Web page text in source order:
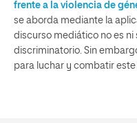
frente a la violencia de
se aborda mediante la
discurso mediático no es ni
discriminatorio. Sin
para luchar y combatir